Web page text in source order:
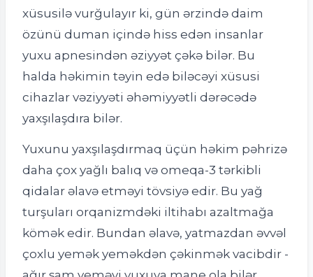
xüsusilə vurğulayır ki, gün ərzində daim
özünü duman içində hiss edən insanlar
yuxu apnesindən əziyyət çəkə bilər. Bu
halda həkimin təyin edə biləcəyi xüsusi
cihazlar vəziyyəti əhəmiyyətli dərəcədə
yaxşılaşdıra bilər.
Yuxunu yaxşılaşdırmaq üçün həkim pəhrizə
daha çox yağlı balıq və omeqa-3 tərkibli
qidalar əlavə etməyi tövsiyə edir. Bu yağ
turşuları orqanizmdəki iltihabı azaltmağa
kömək edir. Bundan əlavə, yatmazdan əvvəl
çoxlu yemək yeməkdən çəkinmək vacibdir -